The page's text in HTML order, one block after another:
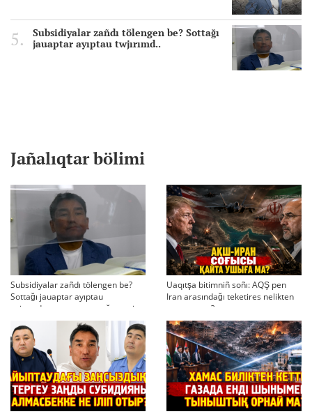
Subsidiyalar zañdı tölengen be? Sottağı
jauaptar ayıptau twjırımd..
Jañalıqtar bölimi
Subsidiyalar zañdı tölengen be?
Sottağı jauaptar ayıptau
twjırımdarın qayta qarauğa negiz
bola ala ma?
Uaqıtşa bitimniñ soñı: AQŞ pen
Iran arasındağı teketires nelikten
qayta uşıqtı?